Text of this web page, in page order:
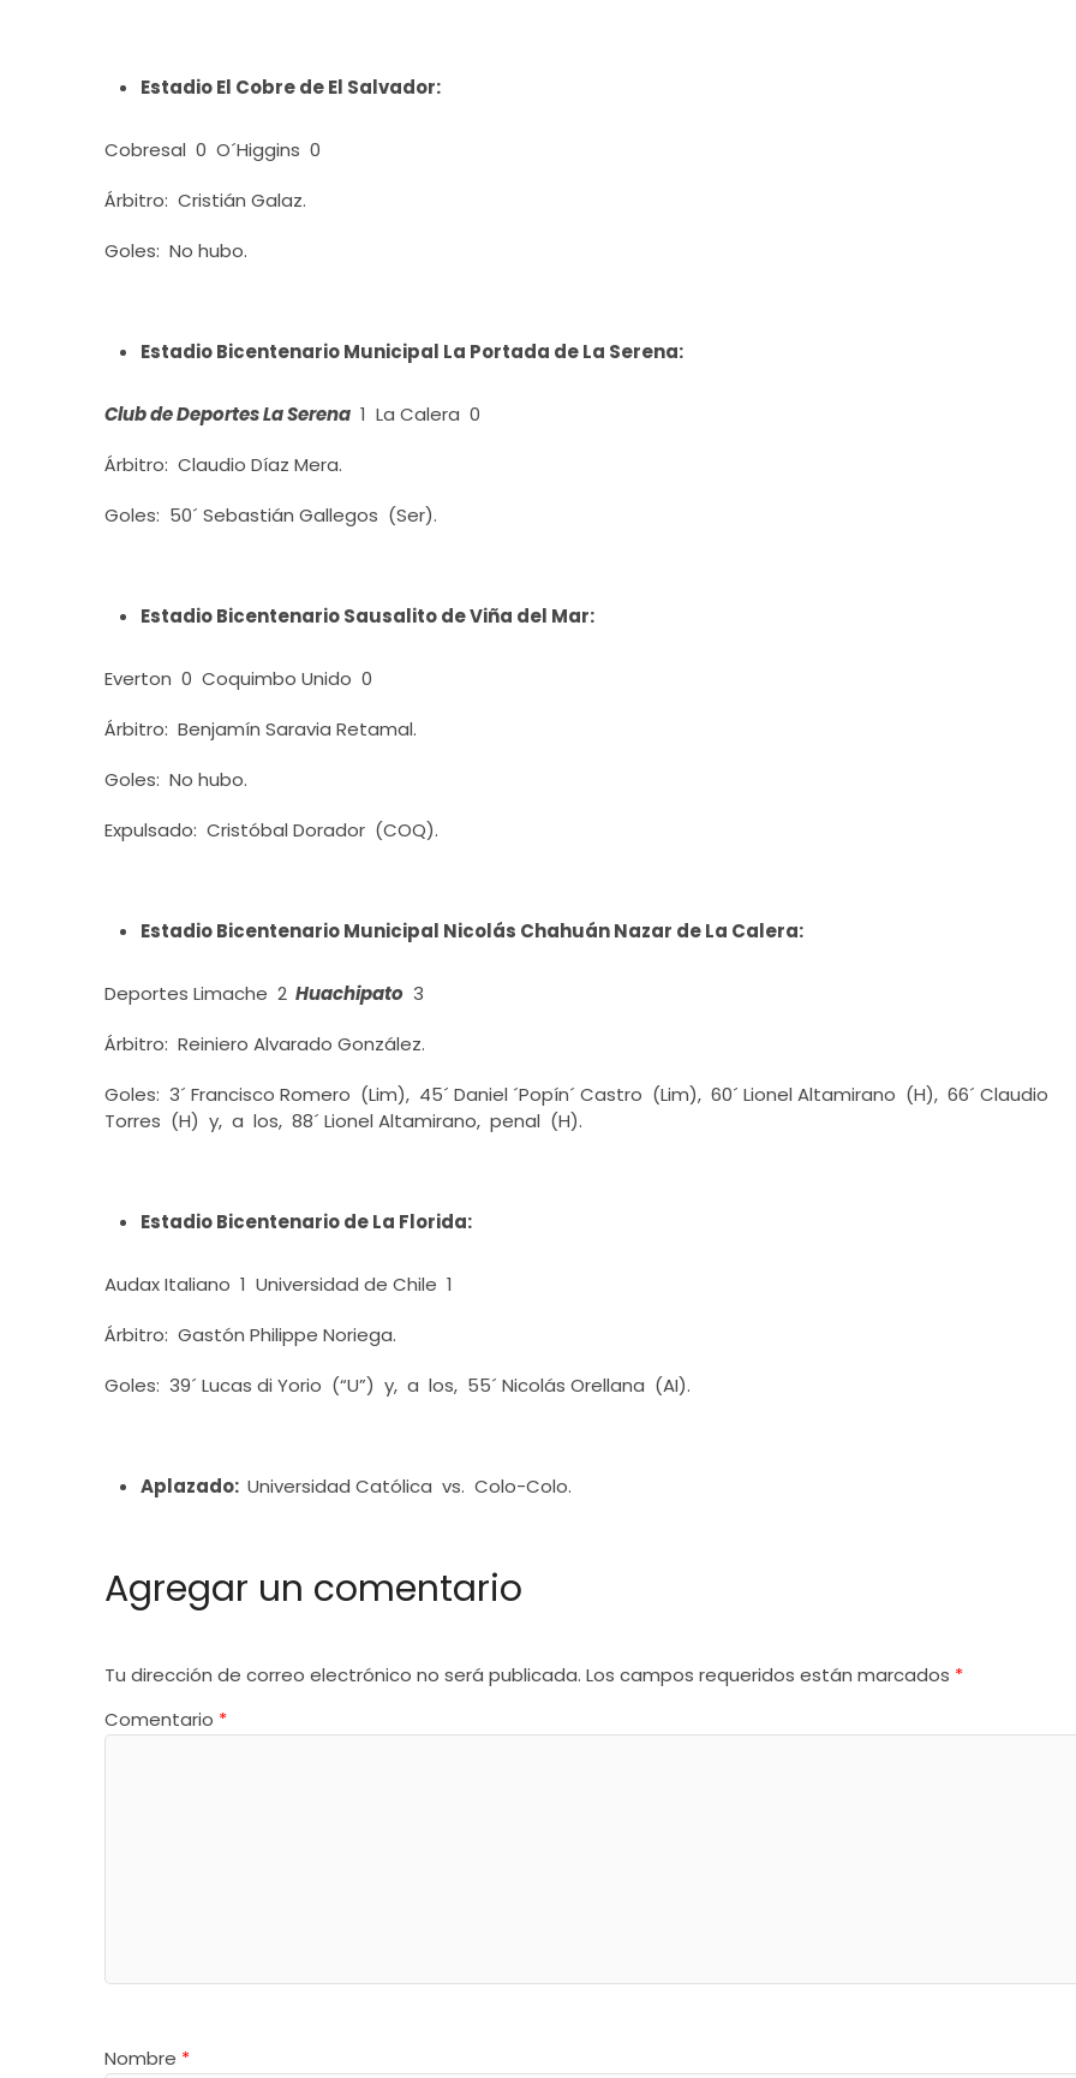
Estadio El Cobre de El Salvador:
Cobresal 0 O´Higgins 0
Árbitro: Cristián Galaz.
Goles: No hubo.
Estadio Bicentenario Municipal La Portada de La Serena:
Club de Deportes La Serena 1 La Calera 0
Árbitro: Claudio Díaz Mera.
Goles: 50´ Sebastián Gallegos (Ser).
Estadio Bicentenario Sausalito de Viña del Mar:
Everton 0 Coquimbo Unido 0
Árbitro: Benjamín Saravia Retamal.
Goles: No hubo.
Expulsado: Cristóbal Dorador (COQ).
Estadio Bicentenario Municipal Nicolás Chahuán Nazar de La Calera:
Deportes Limache 2 Huachipato 3
Árbitro: Reiniero Alvarado González.
Goles: 3´ Francisco Romero (Lim), 45´ Daniel ´Popín´ Castro (Lim), 60´ Lionel Altamirano (H), 66´ Claudio
Torres (H) y, a los, 88´ Lionel Altamirano, penal (H).
Estadio Bicentenario de La Florida:
Audax Italiano 1 Universidad de Chile 1
Árbitro: Gastón Philippe Noriega.
Goles: 39´ Lucas di Yorio (“U”) y, a los, 55´ Nicolás Orellana (AI).
Aplazado: Universidad Católica vs. Colo-Colo.
Agregar un comentario
Tu dirección de correo electrónico no será publicada. Los campos requeridos están marcados *
Comentario *
Nombre *